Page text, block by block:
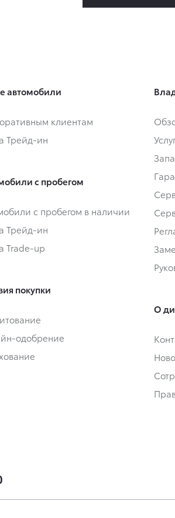
автомобили
клиентам
Трейд-ин
с пробегом
с пробегом в наличии
Трейд-ин
Trade-up
покупки
одобрение
О